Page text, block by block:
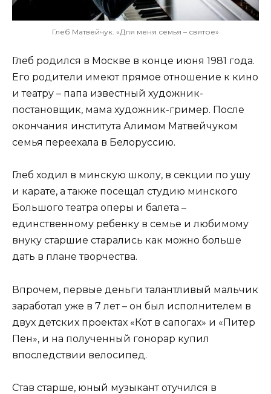
Глеб Матвейчук. «Для меня семья – святое»
Глеб родился в Москве в конце июня 1981 года.
Его родители имеют прямое отношение к кино
и театру – папа известный художник-
постановщик, мама художник-гример. После
окончания института Алимом Матвейчуком
семья переехала в Белоруссию.
Глеб ходил в минскую школу, в секции по ушу
и карате, а также посещал студию минского
Большого театра оперы и балета –
единственному ребенку в семье и любимому
внуку старшие старались как можно больше
дать в плане творчества.
Впрочем, первые деньги талантливый мальчик
заработал уже в 7 лет – он был исполнителем в
двух детских проектах «Кот в сапогах» и «Питер
Пен», и на полученный гонорар купил
впоследствии велосипед.
Став старше, юный музыкант отучился в